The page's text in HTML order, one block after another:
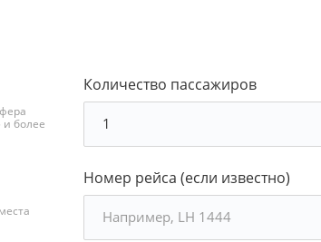
более
Количество пассажиров
Номер рейса (если известно)